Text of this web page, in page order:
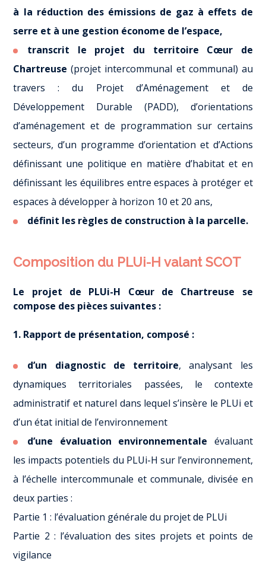
à la réduction des émissions de gaz à effets de
serre et à une gestion économe de l’espace,
transcrit le projet du territoire Cœur de
Chartreuse (projet intercommunal et communal) au
travers : du Projet d’Aménagement et de
Développement Durable (PADD), d’orientations
d’aménagement et de programmation sur certains
secteurs, d’un programme d’orientation et d’Actions
définissant une politique en matière d’habitat et en
définissant les équilibres entre espaces à protéger et
espaces à développer à horizon 10 et 20 ans,
définit les règles de construction à la parcelle.
Composition du PLUi-H valant SCOT
Le projet de PLUi-H Cœur de Chartreuse se
compose des pièces suivantes :
1. Rapport de présentation, composé :
d’un diagnostic de territoire, analysant les
dynamiques territoriales passées, le contexte
administratif et naturel dans lequel s’insère le PLUi et
d’un état initial de l’environnement
d’une évaluation environnementale évaluant
les impacts potentiels du PLUi-H sur l’environnement,
à l’échelle intercommunale et communale, divisée en
deux parties :
Partie 1 : l’évaluation générale du projet de PLUi
Partie 2 : l’évaluation des sites projets et points de
vigilance